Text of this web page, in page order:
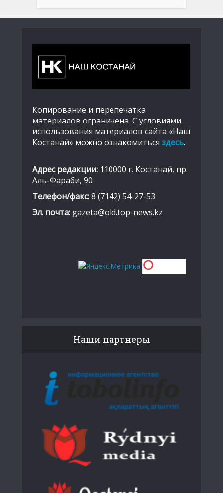
Копирование и перепечатка
материалов ограничена. С условиями
использования материалов сайта «Наш
Костанай» можно ознакомиться здесь.
Адрес редакции: 110000 г. Костанай, пр.
Аль-Фараби, 90
Телефон/факс:8 (7142) 54-27-53
Эл. почта: gazeta@old.top-news.kz
Наши партнеры